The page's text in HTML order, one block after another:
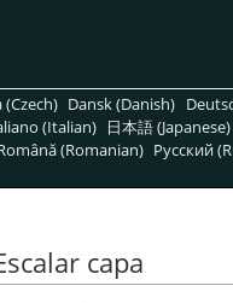
(Czech) Dansk (Danish)
(Italian) 日本語 (Japanese)
(Romanian) Pусский
capa